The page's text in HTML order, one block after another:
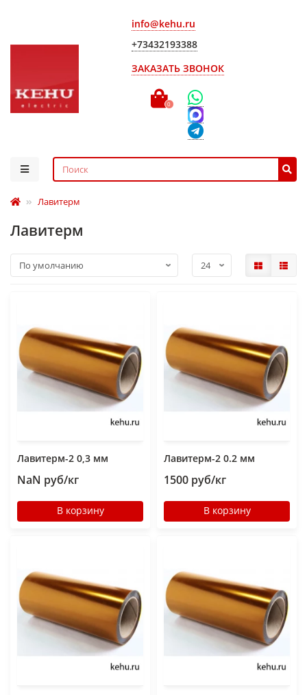
info@kehu.ru
+73432193388
ЗАКАЗАТЬ ЗВОНОК
0
Лавитерм
Лавитерм
Лавитерм-2 0,3 мм
NaN руб/кг
В корзину
Лавитерм-2 0.2 мм
1500 руб/кг
В корзину